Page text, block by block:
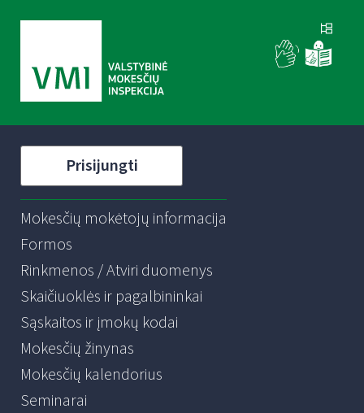
Prisijungti
Mokesčių mokėtojų informacija
Formos
Rinkmenos / Atviri duomenys
Skaičiuoklės ir pagalbininkai
Sąskaitos ir įmokų kodai
Mokesčių žinynas
Mokesčių kalendorius
Seminarai